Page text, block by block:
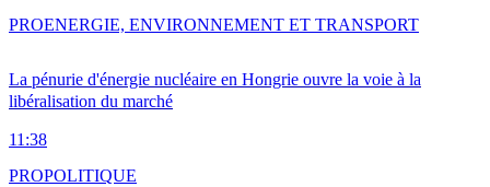
La pénurie d'énergie nucléaire en Hongrie ouvre la voie à la
libéralisation du marché
11:38
PROENERGIE, ENVIRONNEMENT ET TRANSPORT
PROPOLITIQUE